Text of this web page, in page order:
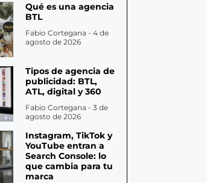
Qué es una agencia
BTL
Fabio Cortegana 4 de
agosto de 2026
Tipos de agencia de
publicidad: BTL,
ATL, digital y 360
Fabio Cortegana 3 de
agosto de 2026
Instagram, TikTok y
YouTube entran a
Search Console: lo
que cambia para tu
marca